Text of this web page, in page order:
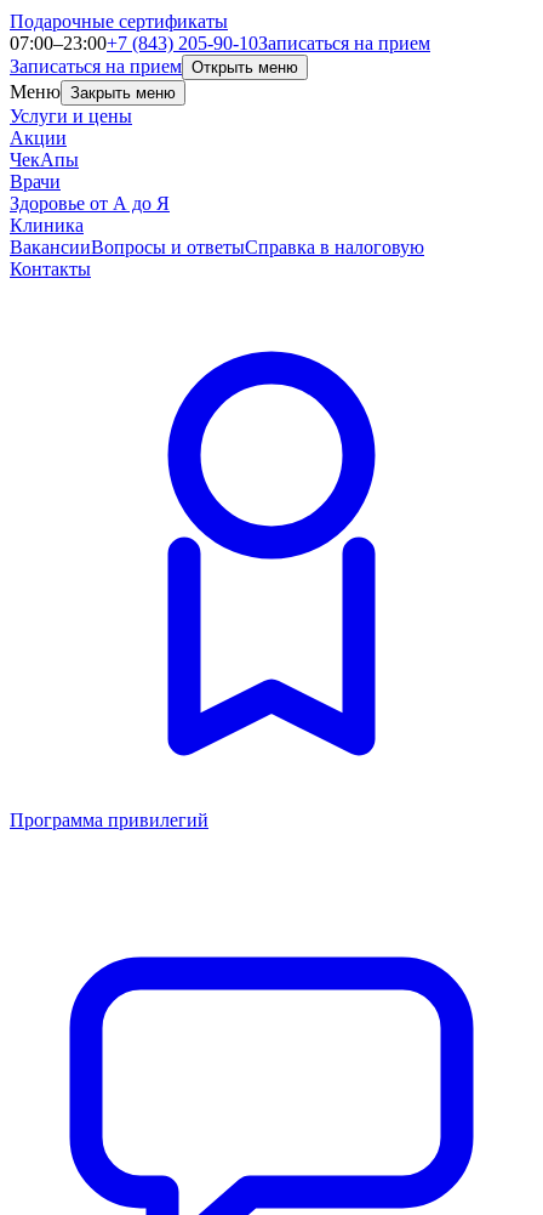
Подарочные сертификаты
07:00–23:00+7 (843) 205-90-10Записаться на прием
Записаться на прием Открыть меню
Меню Закрыть меню
Услуги и цены
Акции
ЧекАпы
Врачи
Здоровье от А до Я
Клиника
ВакансииВопросы и ответыСправка в налоговую
Контакты
Программа привилегий